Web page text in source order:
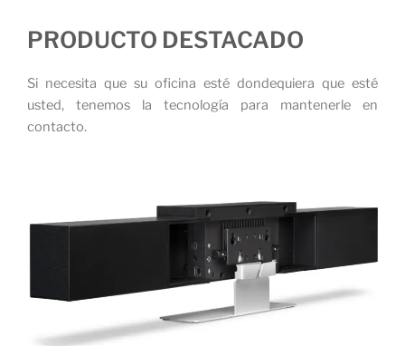
PRODUCTO DESTACADO
Si necesita que su oficina esté dondequiera que esté
usted, tenemos la tecnología para mantenerle en
contacto.